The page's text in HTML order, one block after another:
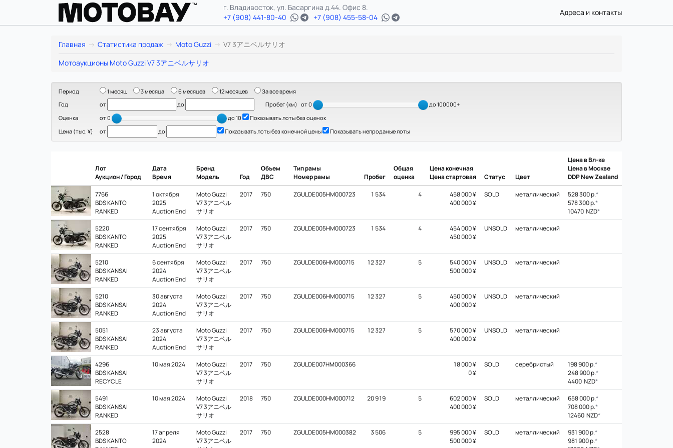
г. Владивосток, ул. Басаргина д.44. Офис 8.
+7 (908) 441-80-40
+7 (908) 455-58-04
Адреса и контакты
Moto
Guzzi
V7
3
ア
ニ
ル
サ
リ
オ:
статистика
цен
и
продаж
в
Японии
Главная Статистика продаж Moto Guzzi
V7 3アニベルサリオ
Мотоаукционы Moto Guzzi V7 3アニベルサリオ
Период 1 месяц 3 месяца 6 месяцев 12 месяцев
За все время
Год
от до Пробег (км) от 0
до 100000+
Оценка
от 0 до 10
Показывать лоты без оценок
Цена (тыс. ¥)
от до Показывать лоты без конечной цены Показывать непроданые лоты
Лот
Аукцион / Город
Дата
Время
Бренд
Модель
Год
Объем
ДВС
Тип рамы
Номер рамы
Пробег
Общая
оценка
Цена конечная
Цена стартовая
Статус Цвет
Цена в Вл-ке
Цена в Москве
DDP New Zealand
7766
BDS KANTO
RANKED
1 октября
2025
Auction End
Moto Guzzi
V7 3アニベル
サリオ
2017 750 ZGULDE005HM000723 1 534 4
458 000 ¥
400 000 ¥
SOLD металлический 528 300 р.*
578 300 р.*
10470 NZD*
5220
BDS KANTO
RANKED
17 сентября
2025
Auction End
Moto Guzzi
V7 3アニベル
サリオ
2017 750 ZGULDE005HM000723 1 534 4
454 000 ¥
450 000 ¥
UNSOLD металлический
5210
BDS KANSAI
RANKED
6 сентября
2024
Auction End
Moto Guzzi
V7 3アニベル
サリオ
2017 750 ZGULDE006HM000715 12 327 5
540 000 ¥
500 000 ¥
UNSOLD металлический
5210
BDS KANSAI
RANKED
30 августа
2024
Auction End
Moto Guzzi
V7 3アニベル
サリオ
2017 750 ZGULDE006HM000715 12 327 5
450 000 ¥
400 000 ¥
UNSOLD металлический
5051
BDS KANSAI
RANKED
23 августа
2024
Auction End
Moto Guzzi
V7 3アニベル
サリオ
2017 750 ZGULDE006HM000715 12 327 5
570 000 ¥
400 000 ¥
UNSOLD металлический
4296
BDS KANSAI
RECYCLE
10 мая 2024
Moto Guzzi
V7 3アニベル
サリオ
2017 750 ZGULDE007HM000366
18 000 ¥
0 ¥
SOLD серебристый 198 900 р.*
248 900 р.*
4400 NZD*
5491
BDS KANSAI
RANKED
10 мая 2024
Moto Guzzi
V7 3アニベル
サリオ
2018 750 ZGULDE000HM000712 20 919 5
602 000 ¥
400 000 ¥
SOLD металлический 658 000 р.*
708 000 р.*
12460 NZD*
2528
BDS KANTO
17 апреля
2024
Moto Guzzi
V7 3アニベル
2017 750 ZGULDE005HM000382 3 506 5
995 000 ¥
500 000 ¥
SOLD металлический 931 900 р.*
981 900 р.*